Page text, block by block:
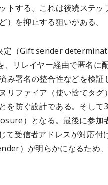
トする。これは後続ステッ
）を抑止する狙いがある。
定（Gift sender
リレイヤー経由で匿名に
み署名の整合性などを検
リファイア（使い捨てタグ
を防ぐ設計である。そして
）となる。最後に参加
て受信者アドレスが対応付
）が明らかになるため